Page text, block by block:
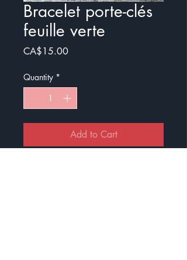
Bracelet porte-clés
feuille verte
CA$15.00Price
Quantity *
Add to Cart